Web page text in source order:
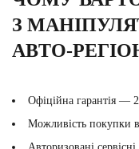
З
АВТО-
Офіційна гарантія —
Можливість покупки